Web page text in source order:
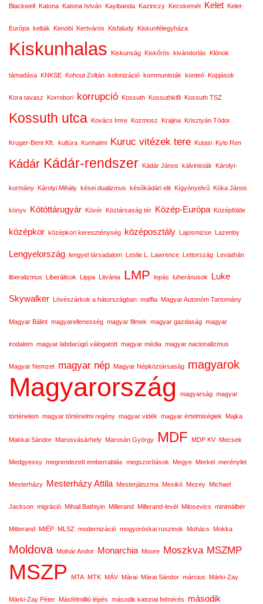
Blackwell Katona Katona István Kayibanda Kazinczy Kecskemét Kelet Kelet-
Európa kelták Kenobi Kertváros Kisfaludy Kiskunfélegyháza
Kiskunhalas Kiskunság Kiskőrös kivándorlás Klónok
támadása KNKSE Kohout Zoltán kolonizáció kommunisták konteó Kopjások
Kora tavasz Korrobori korrupció Kossuth Kossuthkifli Kossuth TSZ
Kossuth utca Kovács Imre Kozmosz Krajina Krisztyán Tódor
Kruger-Bent Kft. kultúra Kunhalmi Kuruc vitézek tere Kutasi Kylo Ren
Kádár Kádár-rendszer Kádár János kálvinisták Károlyi-
kormány Károlyi Mihály kései dualizmus későkádári elit Kígyónyelvű Kóka János
könyv Kötöttárugyár Kövér Köztársaság tér Közép-Európa Középfölde
középkor középkori kereszténység középosztály Lajosmizse Lazenby
Lengyelország lengyel társadalom Leslie L. Lawrence Lettország Leviathán
liberalizmus Liberálisok Lippa Litvánia LMP lopás luheránusok Luke
Skywalker Lövészárkok a hátországban maffia Magyar Autonóm Tartomány
Magyar Bálint magyarellenesség magyar filmek magyar gazdaság magyar
irodalom magyar labdarúgó válogatott magyar média magyar nacionalizmus
Magyar Nemzet magyar nép Magyar Népköztársaság magyarok
Magyarország magyarság magyar
történelem magyar történelmi regény magyar vidék magyar értelmiségiek Majka
Makkai Sándor Marosvásárhely Marosán György MDF MDP KV Mecsek
Medgyessy megrendezett emberrablás megszorítások Megye Merkel merénylet
Mesterházy Mesterházy Attila Mesterjátszma Mexikó Mezey Michael
Jackson migráció Mihail Bathtyin Millerand Millerand-levél Milosevics minimálbér
Mitterand MIÉP MLSZ modernizáció mogyoróskai ruszinok Mohács Mokka
Moldova Molnár Andor Monarchia Moore Moszkva MSZMP
MSZP MTA MTK MÁV Márai Márai Sándor március Márki-Zay
Márki-Zay Péter Másfélmillió lépés második katonai felmérés második